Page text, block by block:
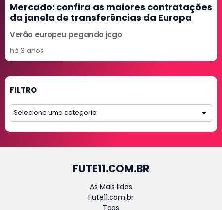
Mercado: confira as maiores contratações
da janela de transferências da Europa
Verão europeu pegando jogo
há 3 anos
FILTRO
FUTE11.COM.BR
As Mais lidas
Fute11.com.br
Tags